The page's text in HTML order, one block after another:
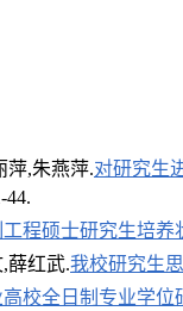
萍,朱燕萍.对研究生
44.
工程硕士研究生培
薛红武.我校研究生
校全日制专业学位